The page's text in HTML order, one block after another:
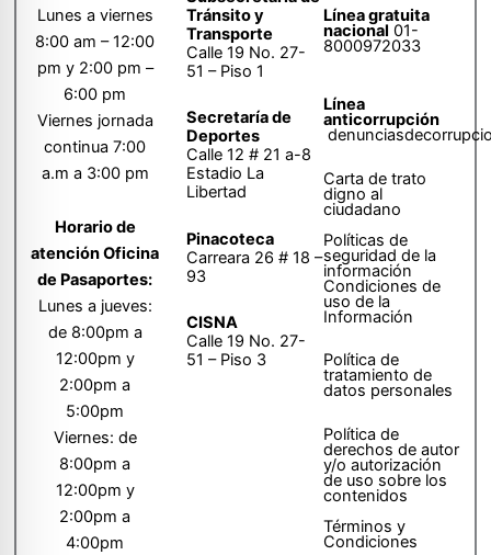
Lunes a viernes
8:00 am – 12:00
pm y 2:00 pm –
6:00 pm
Viernes jornada
continua 7:00
a.m a 3:00 pm
Horario de
atención Oficina
de Pasaportes:
Lunes a jueves:
de 8:00pm a
12:00pm y
2:00pm a
5:00pm
Viernes: de
8:00pm a
12:00pm y
2:00pm a
4:00pm
Tránsito y
Transporte
Calle 19 No. 27-
51 – Piso 1
Secretaría de
Deportes
Calle 12 # 21 a-8
Estadio La
Libertad
Pinacoteca
Carreara 26 # 18 –
93
CISNA
Calle 19 No. 27-
51 – Piso 3
Línea gratuita
nacional 01-
8000972033
Línea
anticorrupción
Carta de trato
digno al
ciudadano
Políticas de
seguridad de la
información
Condiciones de
uso de la
Información
Política de
tratamiento de
datos personales
Política de
derechos de autor
y/o autorización
de uso sobre los
contenidos
Términos y
Condiciones